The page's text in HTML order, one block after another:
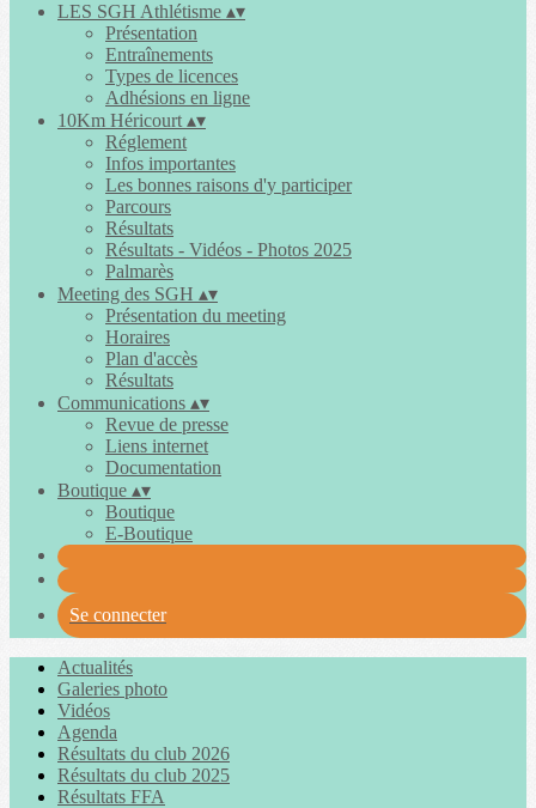
LES SGH Athlétisme ▴▾
Présentation
Entraînements
Types de licences
Adhésions en ligne
10Km Héricourt ▴▾
Réglement
Infos importantes
Les bonnes raisons d'y participer
Parcours
Résultats
Résultats - Vidéos - Photos 2025
Palmarès
Meeting des SGH ▴▾
Présentation du meeting
Horaires
Plan d'accès
Résultats
Communications ▴▾
Revue de presse
Liens internet
Documentation
Boutique ▴▾
Boutique
E-Boutique
Se connecter
Actualités
Galeries photo
Vidéos
Agenda
Résultats du club 2026
Résultats du club 2025
Résultats FFA